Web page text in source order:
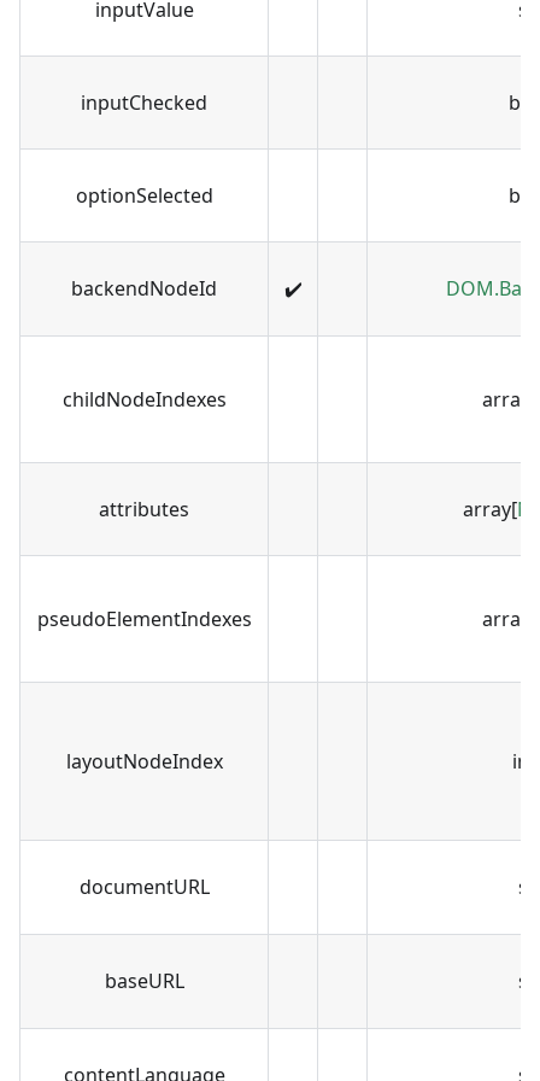
inputValue
inputChecked
optionSelected
backendNodeId ✔️
childNodeIndexes
attributes array[
pseudoElementIndexes
layoutNodeIndex
documentURL
baseURL
contentLanguage